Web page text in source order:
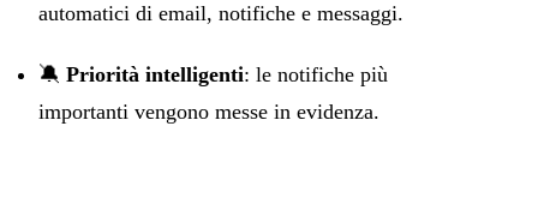
automatici di email, notifiche e messaggi.
🔕 Priorità intelligenti: le notifiche più
importanti vengono messe in evidenza.